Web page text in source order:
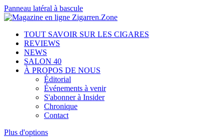
Panneau latéral à bascule
TOUT SAVOIR SUR LES CIGARES
REVIEWS
NEWS
SALON 40
À PROPOS DE NOUS
Éditorial
Événements à venir
S'abonner à Insider
Chronique
Contact
Plus d'options